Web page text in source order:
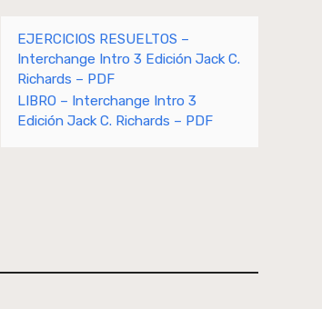
EJERCICIOS RESUELTOS –
Interchange Intro 3 Edición Jack C.
Richards – PDF
LIBRO – Interchange Intro 3
Edición Jack C. Richards – PDF